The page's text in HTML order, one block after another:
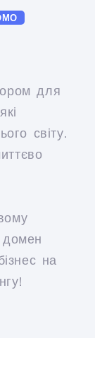
для
світу.
домен
на